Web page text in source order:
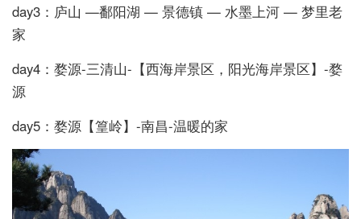
day3：庐山 —鄱阳湖 — 景德镇 — 水墨上河 — 梦里老
家
day4：婺源-三清山-【西海岸景区，阳光海岸景区】-婺
源
day5：婺源【篁岭】-南昌-温暖的家